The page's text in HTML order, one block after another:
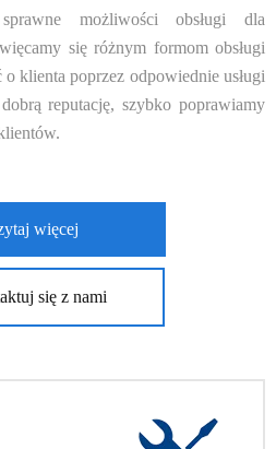
możliwości obsługi dla
się różnym formom obsługi
klienta poprzez odpowiednie usługi
reputację, szybko poprawiamy
więcej
się z nami